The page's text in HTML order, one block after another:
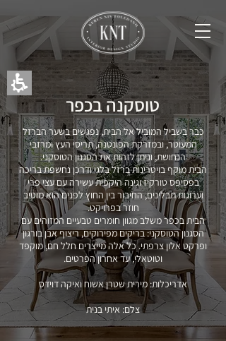
דף
אינטרנט,
אנטר
כדי
לעבור
לאזור
תוכן
מרכזי
טוסקנה בכפר
כבר בשביל המוביל אל הבית, נפגשים בשער הברזל
המעוטר, ובמזרקת הפונטנה, תריסי העץ ומרזבי
הנחושת, וניתן לזהות את הסגנון הטוסקני.
הבית מוקף בויטרינות ברזל בלגי ודרכן נחשפת בריכה
בפסיפס טורקיז וגינה היקפית עשירה עם עצי פרי
וערוגות תבלינים, החיבור בין החוץ לפנים הוא מוטיב
חוזר בפרויקט.
הבית בכפר משלב מגוון חומרים טבעיים המזוהים עם
הסגנון הטוסקני: בריקים מפירוקים, ריצוף אבן בורגון
ופרקט אלון צרפתי. כל אלה מייצרים חלל חם, מוקפד
וטוטאלי, עד אחרון הפרטים.
אדריכלות: מירית שטרן אשוח ואיקה דוידס
צלם: איתי בנית